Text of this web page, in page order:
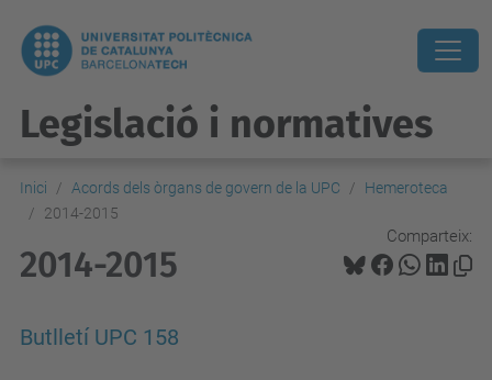
Legislació i normatives
Inici Acords dels òrgans de govern de la UPC
Hemeroteca
2014-2015
Comparteix:
2014-2015
Butlletí UPC 158